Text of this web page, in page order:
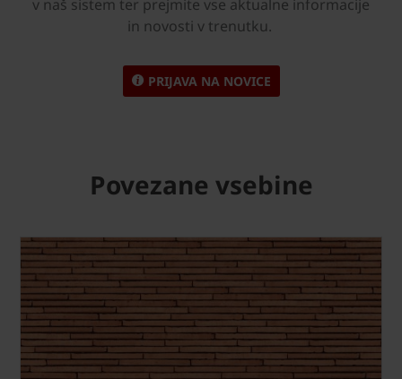
v naš sistem ter prejmite vse aktualne informacije
in novosti v trenutku.
PRIJAVA NA NOVICE
Povezane vsebine